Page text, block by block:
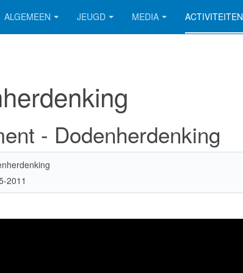
ALGEMEEN JEUGD MEDIA ACTIVITEITEN
- Dodenherdenking
2011